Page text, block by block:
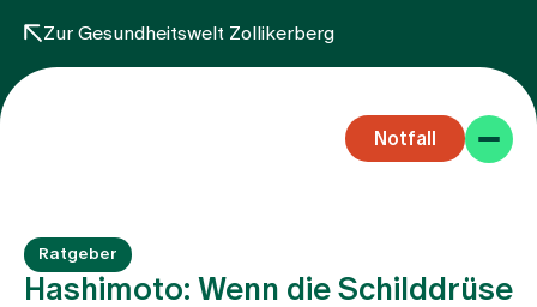
Zur Gesundheitswelt Zollikerberg
Notfall
Ratgeber
Hashimoto: Wenn die Schilddrüse